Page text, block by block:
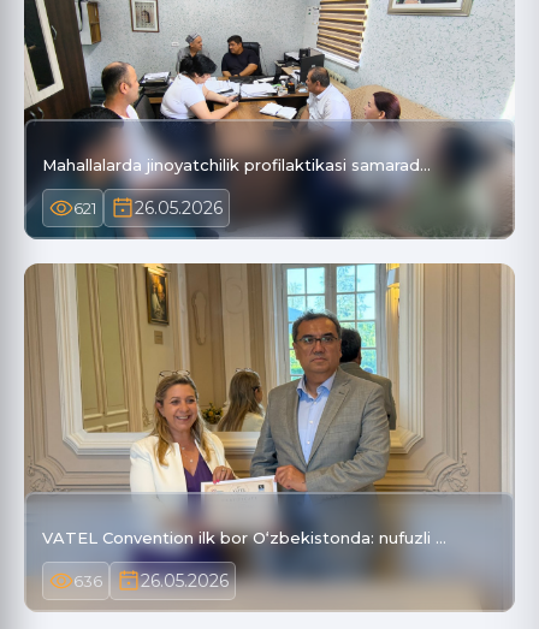
Mahallalarda jinoyatchilik profilaktikasi samarad…
621 26.05.2026
VATEL Convention ilk bor O‘zbekistonda: nufuzli …
636 26.05.2026